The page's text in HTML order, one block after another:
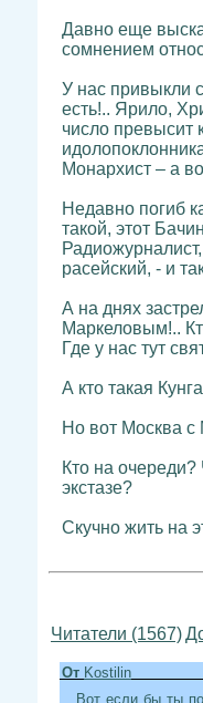
Давно еще
сомнением
У нас привыкли
есть!.. Ярило,
число превысит
Монархист – а
Недавно погиб
такой, этот
расейский, - и
А на днях
Маркеловым!..
Где у нас тут
А кто такая
Но вот Москва
Кто на
экстазе?
Скучно жить на
Читатели (1567)
От Kostilin
Вот если бы ты